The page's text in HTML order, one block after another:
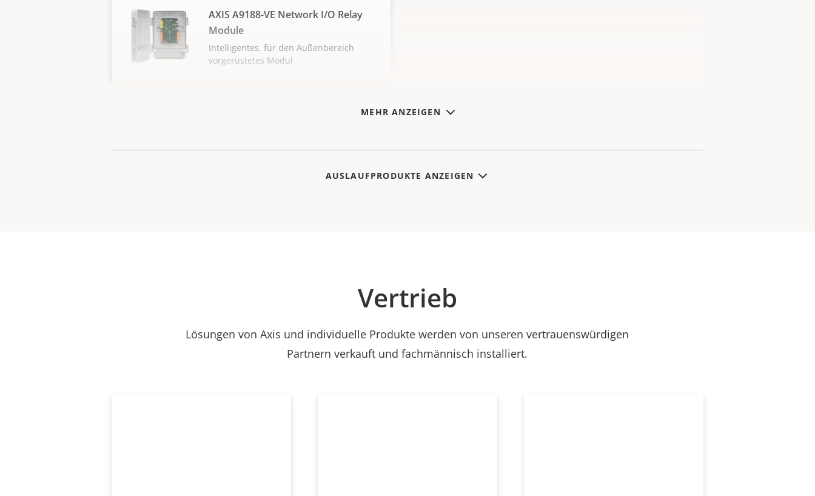
MEHR ANZEIGEN
AXIS A9188-VE Network I/O Relay
Module
Intelligentes, für den Außenbereich
vorgerüstetes Modul
AUSLAUFPRODUKTE ANZEIGEN
Vertrieb
Lösungen von Axis und individuelle Produkte werden von unseren vertrauenswürdigen
Partnern verkauft und fachmännisch installiert.